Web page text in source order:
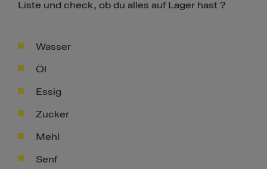
Liste und check, ob du alles auf Lager hast ?
Wasser
Öl
Essig
Zucker
Mehl
Senf